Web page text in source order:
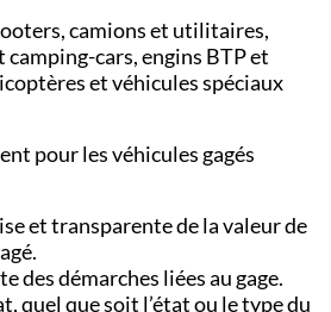
camions et utilitaires,
camping-cars,engins BTP et
et véhicules spéciaux
pour les véhicules gagés
et transparente de la valeur de
des démarches liées au gage.
quel que soit l’état ou le type du